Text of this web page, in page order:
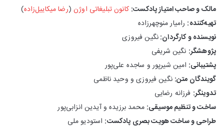
مالک و صاحب امتیاز پادکست: کانون تبلیغاتی اوژن(رضا میکاییل‌زاده)
تهیه‌کننده: رامیار منوچهرزاده
نویسنده و کارگردان:نگین فیروزی
پژوهشگر: نگین شریفی
پشتیبانی: امین شیرپور و ساجده علی‌پور
گویندگان متن: نگین فیروزی و وحید ناظمی
تدوینگر: فرزانه رضایی
ساخت و تنظیم موسیقی: محمد برزیده و آیدین انزابی‌پور
طراحی و ساخت هویت بصری پادکست: استودیو ملی